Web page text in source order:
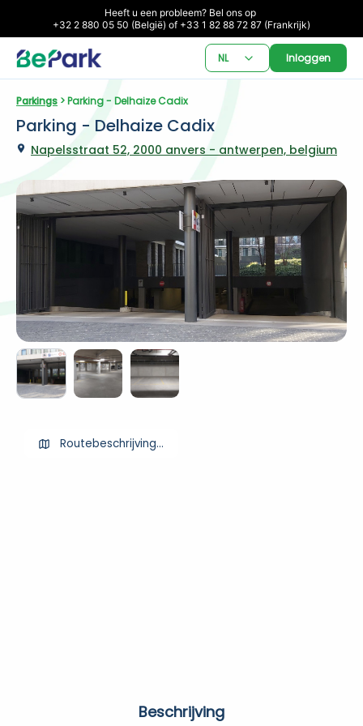
Heeft u een probleem? Bel ons op
+32 2 880 05 50 (België) of +33 1 82 88 72 87 (Frankrijk)
NL Inloggen
Parkings > Parking - Delhaize Cadix
Parking - Delhaize Cadix
Napelsstraat 52, 2000 anvers - antwerpen, belgium
Routebeschrijving ophalen
Beschrijving